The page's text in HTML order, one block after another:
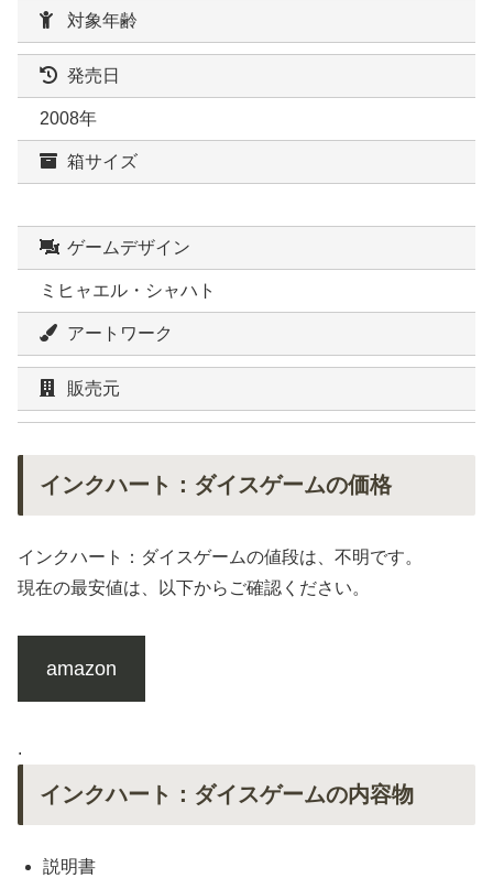
対象年齢
発売日
2008年
箱サイズ
ゲームデザイン
ミヒャエル・シャハト
アートワーク
販売元
インクハート：ダイスゲームの価格
インクハート：ダイスゲームの値段は、不明です。
現在の最安値は、以下からご確認ください。
amazon
.
インクハート：ダイスゲームの内容物
説明書